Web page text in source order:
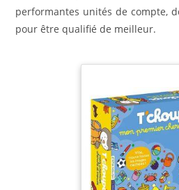
performantes unités de compte,
pour être qualifié de meilleur.